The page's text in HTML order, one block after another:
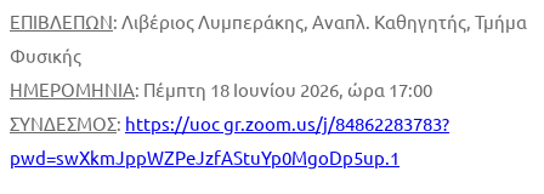
ΕΠΙΒΛΕΠΩΝ: Λιβέριος Λυμπεράκης, Αναπλ. Καθηγητής, Τμήμα
Φυσικής
ΗΜΕΡΟΜΗΝΙΑ: Πέμπτη 18 Ιουνίου 2026, ώρα 17:00
ΣΥΝΔΕΣΜΟΣ: https://uoc gr.zoom.us/j/84862283783?
pwd=swXkmJppWZPeJzfAStuYp0MgoDp5up.1